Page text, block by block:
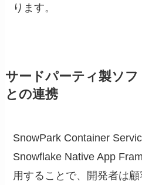
ります。
サードパーティ製ソ
との連携
SnowPark Container
Snowflake Native App
用することで、開発者は